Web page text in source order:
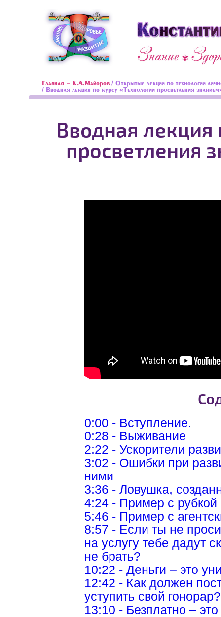
Главная - К.А.Майоров /Открытые лекции по технологии
/ Вводная лекция по курсу «Технологии просветления
Вводная лекция
просветления
0:00 - Вступление.
0:28 - Выживание
2:22 - Ускорители
3:02 - Ошибки при
ними
3:36 - Ловушка,
4:24 - Пример с рубкой
5:46 - Пример с
8:57 - Если ты не
на услугу тебе дадут
не брать?
10:22 - Деньги – это
12:42 - Как должен
уступить свой гонорар?
13:10 - Безплатно –